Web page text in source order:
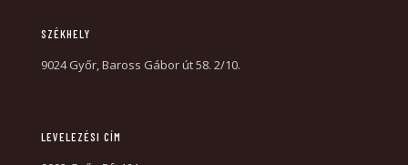
SZÉKHELY
9024 Győr, Baross Gábor út 58. 2/10.
LEVELEZÉSI CÍM